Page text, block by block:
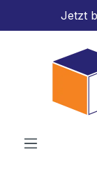
Zum Hauptinhalt
Jetzt